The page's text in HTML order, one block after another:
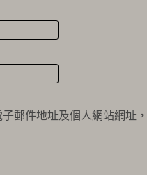
郵件地址及個人網站網址